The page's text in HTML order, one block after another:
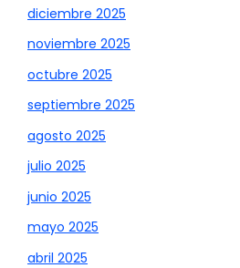
diciembre 2025
noviembre 2025
octubre 2025
septiembre 2025
agosto 2025
julio 2025
junio 2025
mayo 2025
abril 2025